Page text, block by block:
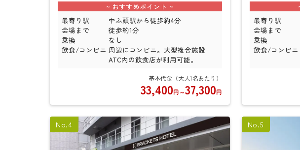
33,400円～37,300円
最寄り駅
中ふ頭駅から徒歩約4分
会場まで
徒歩約1分
乗換
なし
飲食/コンビニ 周辺にコンビニ。大型複合施設
ATC内の飲食店が利用可能。
最寄り駅
会場まで
乗換
飲食/コンビニ